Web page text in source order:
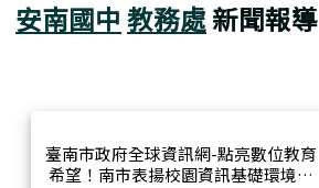
安南國中 教務處新聞報導
臺南市政府全球資訊網-點亮數位教育
希望！南市表揚校園資訊基礎環境暨